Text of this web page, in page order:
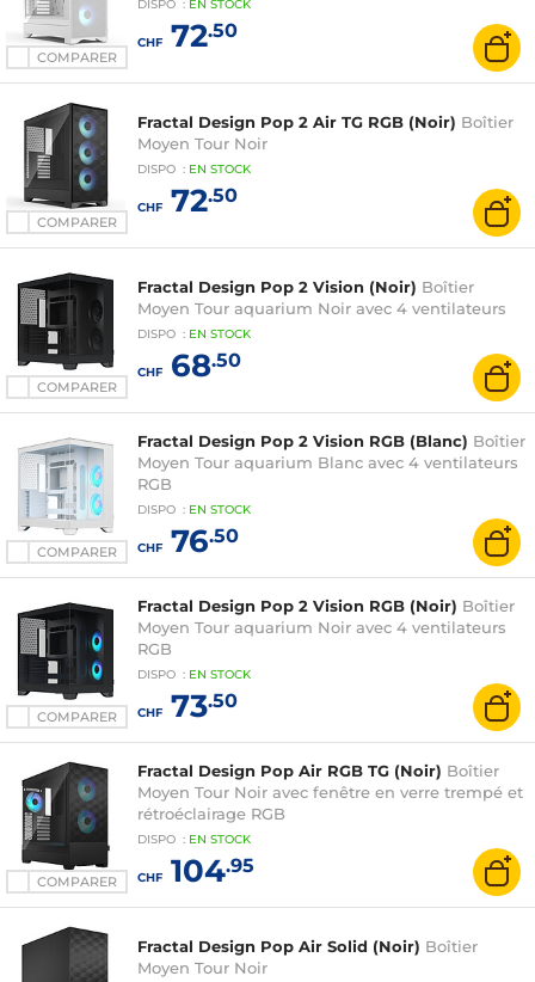
COMPARER
DISPO : EN STOCK
CHF72.50
COMPARER
Fractal Design Pop 2 Air TG RGB (Noir) Boîtier
Moyen Tour Noir
DISPO : EN STOCK
CHF72.50
COMPARER
Fractal Design Pop 2 Vision (Noir) Boîtier
Moyen Tour aquarium Noir avec 4 ventilateurs
DISPO : EN STOCK
CHF68.50
COMPARER
Fractal Design Pop 2 Vision RGB (Blanc) Boîtier
Moyen Tour aquarium Blanc avec 4 ventilateurs
RGB
DISPO : EN STOCK
CHF76.50
COMPARER
Fractal Design Pop 2 Vision RGB (Noir) Boîtier
Moyen Tour aquarium Noir avec 4 ventilateurs
RGB
DISPO : EN STOCK
CHF73.50
COMPARER
Fractal Design Pop Air RGB TG (Noir) Boîtier
Moyen Tour Noir avec fenêtre en verre trempé et
rétroéclairage RGB
DISPO : EN STOCK
CHF104.95
Fractal Design Pop Air Solid (Noir) Boîtier
Moyen Tour Noir